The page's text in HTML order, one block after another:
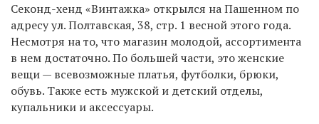
Секонд-хенд «Винтажка» открылся на Пашенном по
адресу ул. Полтавская, 38, стр. 1 весной этого года.
Несмотря на то, что магазин молодой, ассортимента
в нем достаточно. По большей части, это женские
вещи — всевозможные платья, футболки, брюки,
обувь. Также есть мужской и детский отделы,
купальники и аксессуары.